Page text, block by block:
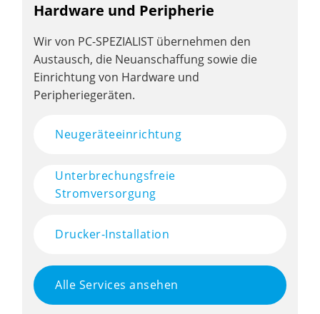
Hardware und Peripherie
Wir von PC-SPEZIALIST übernehmen den
Austausch, die Neuanschaffung sowie die
Einrichtung von Hardware und
Peripheriegeräten.
Neugeräteeinrichtung
Unterbrechungsfreie
Stromversorgung
Drucker-Installation
Alle Services ansehen